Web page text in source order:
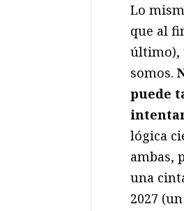
Lo
que al
último),
somos.
puede
lógica
ambas,
una
2027